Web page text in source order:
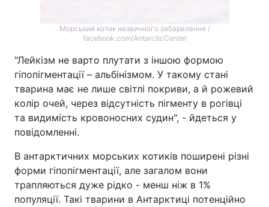
Морський котик незвичного забарвлення /
facebook.com/AntarcticCenter
"Лейкізм не варто плутати з іншою формою
гіпопігментації – альбінізмом. У такому стані
тварина має не лише світлі покриви, а й рожевий
колір очей, через відсутність пігменту в рогівці
та видимість кровоносних судин", - йдеться у
повідомленні.
В антарктичних морських котиків поширені різні
форми гіпопігментації, але загалом вони
трапляються дуже рідко - менш ніж в 1%
популяції. Такі тварини в Антарктиці потенційно